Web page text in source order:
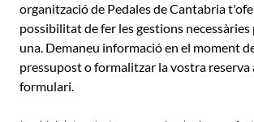
organització de Pedales de Cantabria
possibilitat de fer les gestions
una. Demaneu informació en el moment
pressupost o formalitzar la vostra reserva
formulari.